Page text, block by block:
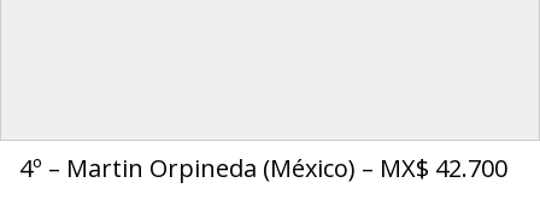
4º – Martin Orpineda (México) – MX$ 42.700